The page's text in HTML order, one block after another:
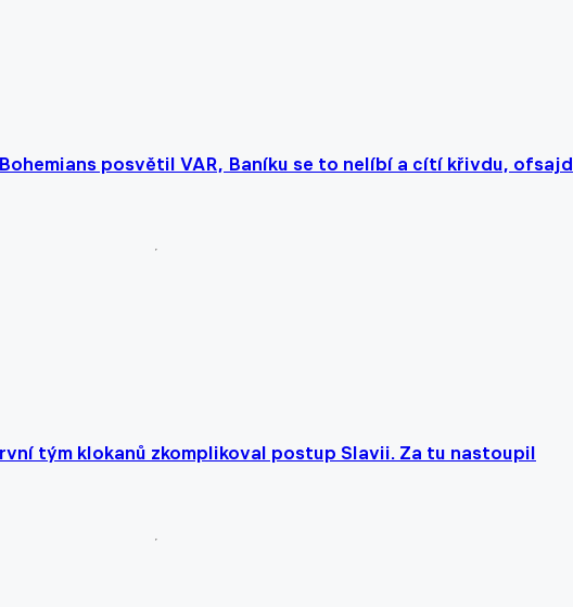
posvětil VAR, Baníku se to nelíbí a cítí křivdu, ofsajd
tým klokanů zkomplikoval postup Slavii. Za tu nastoupil